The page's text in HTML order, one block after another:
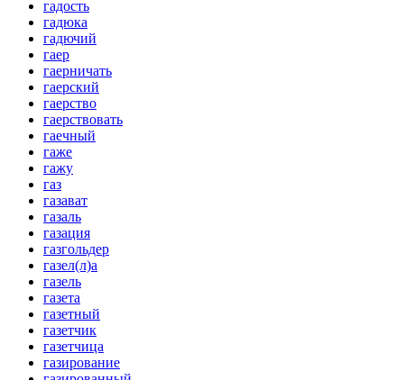
гадость
гадюка
гадючий
гаер
гаерничать
гаерский
гаерство
гаерствовать
гаечный
гаже
гажу
газ
газават
газаль
газация
газгольдер
газел(л)а
газель
газета
газетный
газетчик
газетчица
газирование